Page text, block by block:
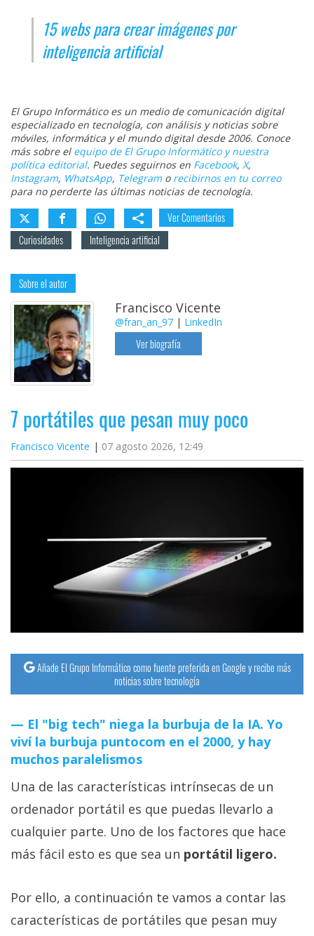
15 webs para crear imágenes por
inteligencia artificial
El Grupo Informático es un medio de comunicación digital
especializado en tecnología, con análisis y noticias sobre
móviles, informática y el mundo digital desde 2006. Conoce
más sobre el equipo de El Grupo Informático y nuestra
política editorial. Puedes seguirnos en Facebook, X,
Instagram, WhatsApp, Telegramo recibirnos en tu correo
para no perderte las últimas noticias de tecnología.
Ver Comentarios
Curiosidades
Inteligencia artificial
Sobre el autor
Francisco Vicente
@fran_an_97 | LinkedIn
Ver biografía
7 portátiles que pesan muy poco
Francisco Vicente 07 agosto 2026, 12:49
Añade El Grupo Informático como fuente preferida en Google y recibe más
noticias sobre tecnología
El "big tech" niega la burbuja de la IA. Yo
viví la burbuja puntocom en el 2000, y hay
muchos paralelismos
Una de las características intrínsecas de un
ordenador portátil es que puedas llevarlo a
cualquier parte. Uno de los factores que hace
más fácil esto es que sea un portátil ligero.
Por ello, a continuación te vamos a contar las
características de portátiles que pesan muy